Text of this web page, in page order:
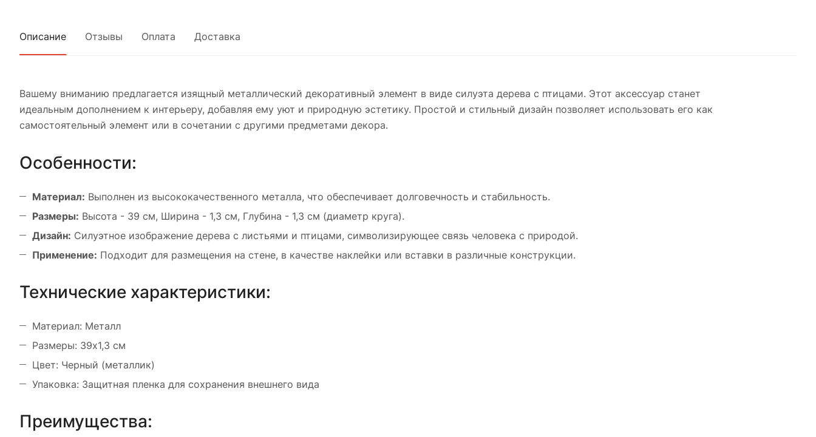
Описание Отзывы Оплата Доставка
Вашему вниманию предлагается изящный металлический декоративный элемент в виде силуэта дерева с птицами. Этот аксессуар станет
идеальным дополнением к интерьеру, добавляя ему уют и природную эстетику. Простой и стильный дизайн позволяет использовать его как
самостоятельный элемент или в сочетании с другими предметами декора.
Особенности:
Материал: Выполнен из высококачественного металла, что обеспечивает долговечность и стабильность.
Размеры: Высота - 39 см, Ширина - 1,3 см, Глубина - 1,3 см (диаметр круга).
Дизайн: Силуэтное изображение дерева с листьями и птицами, символизирующее связь человека с природой.
Применение: Подходит для размещения на стене, в качестве наклейки или вставки в различные конструкции.
Технические характеристики:
Материал: Металл
Размеры: 39х1,3 см
Цвет: Черный (металлик)
Упаковка: Защитная пленка для сохранения внешнего вида
Преимущества: